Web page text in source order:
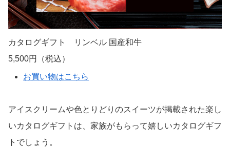
カタログギフト リンベル 国産和牛
5,500円（税込）
お買い物はこちら
アイスクリームや色とりどりのスイーツが掲載された楽し
いカタログギフトは、家族がもらって嬉しいカタログギフ
トでしょう。